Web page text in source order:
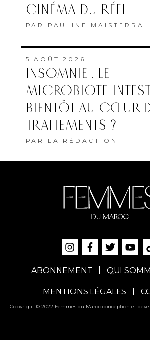
CINÉMA DU RÉEL
PAR PAULINE MAISTERRA
5 AOÛT 2026
INSOMNIE : LE
MICROBIOTE
BIENTÔT AU CŒUR
TRAITEMENTS ?
PAR LA RÉDACTION
ABONNEMENT QUI
MENTIONS LÉGALES
Copyright © 2022 Femmes du Maroc conception et